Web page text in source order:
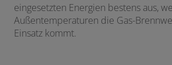
eingesetzten Energien bestens aus,
Außentemperaturen die Gas-
Einsatz kommt.